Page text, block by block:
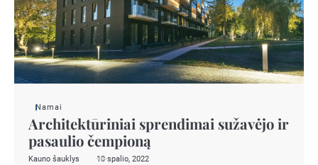
Namai
Architektūriniai sprendimai sužavėjo ir
pasaulio čempioną
Kauno šauklys 10 spalio, 2022